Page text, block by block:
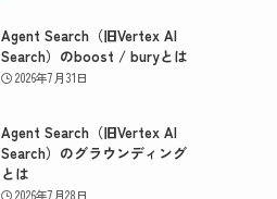
Agent Search（旧Vertex AI
Search）のboost / buryとは
2026年7月31日
Agent Search（旧Vertex AI
Search）のグラウンディング
とは
2026年7月28日